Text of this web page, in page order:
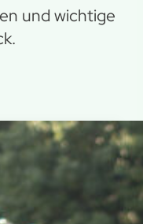
und wichtige